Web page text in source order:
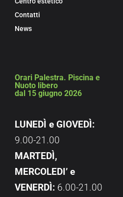
Contatti
News
Orari Palestra. Piscina e
Nuoto libero
dal 15 giugno 2026
LUNEDÌ e GIOVEDÌ:
9.00-21.00
MARTEDÌ,
MERCOLEDI’ e
VENERDÌ: 6.00-21.00